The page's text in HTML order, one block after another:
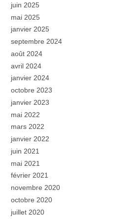
juin 2025
mai 2025
janvier 2025
septembre 2024
août 2024
avril 2024
janvier 2024
octobre 2023
janvier 2023
mai 2022
mars 2022
janvier 2022
juin 2021
mai 2021
février 2021
novembre 2020
octobre 2020
juillet 2020